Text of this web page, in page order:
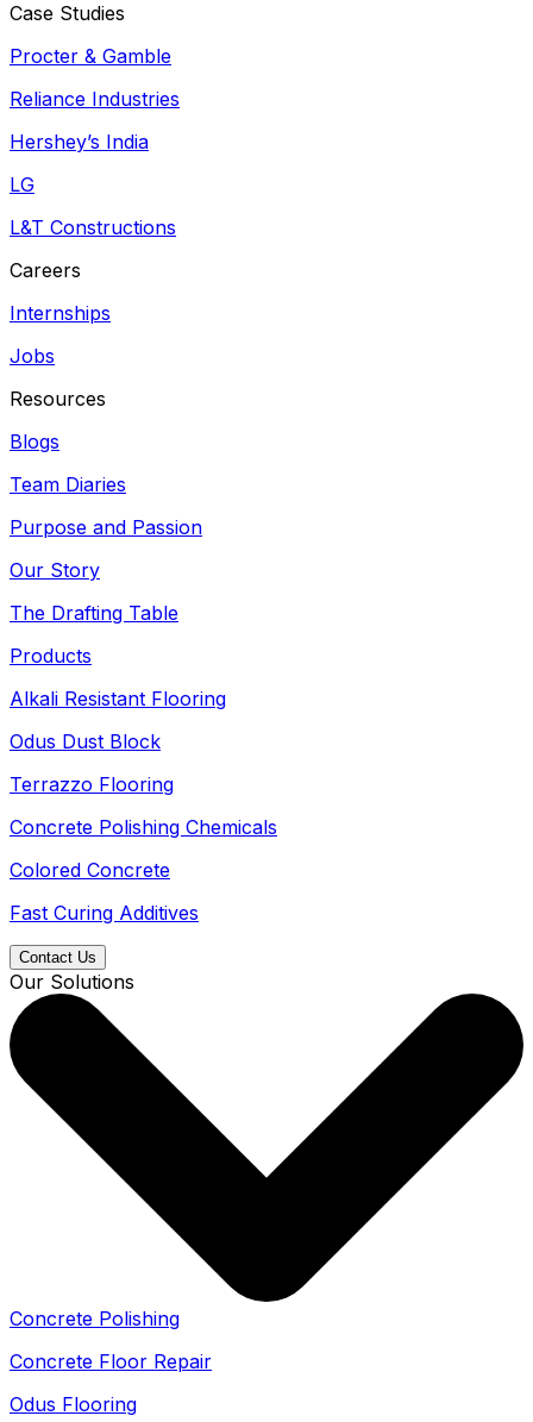
Case Studies
Procter & Gamble
Reliance Industries
Hershey’s India
LG
L&T Constructions
Careers
Internships
Jobs
Resources
Blogs
Team Diaries
Purpose and Passion
Our Story
The Drafting Table
Products
Alkali Resistant Flooring
Odus Dust Block
Terrazzo Flooring
Concrete Polishing Chemicals
Colored Concrete
Fast Curing Additives
Contact Us
Our Solutions
Concrete Polishing
Concrete Floor Repair
Odus Flooring